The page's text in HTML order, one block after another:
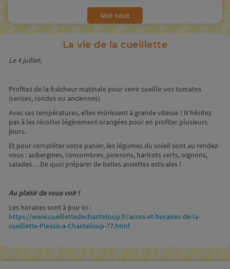
Voir tout
La vie de la cueillette
Le 4 juillet,
Profitez de la fraîcheur matinale pour venir cueillir vos tomates
(cerises, rondes ou anciennes)
Avec ces températures, elles mûrissent à grande vitesse ! N’hésitez
pas à les récolter légèrement orangées pour en profiter plusieurs
jours.
Et pour compléter votre panier, les légumes du soleil sont au rendez-
vous : aubergines, concombres, poivrons, haricots verts, oignons,
salades… De quoi préparer de belles assiettes estivales !
Au plaisir de vous voir !
Les horaires sont à jour ici :
https://www.cueillettedechanteloup.fr/acces-et-horaires-de-la-
cueillette-Plessis-a-Chanteloup-77.html